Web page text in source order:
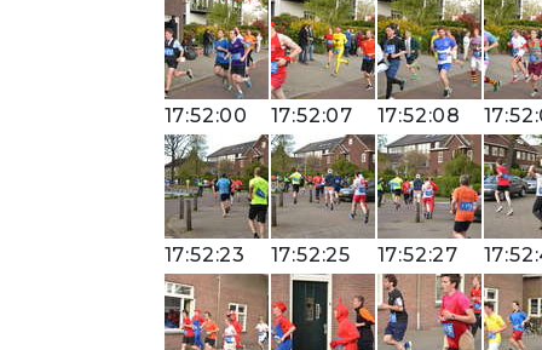
17:52:00 17:52:07 17:52:08
17:52:23 17:52:25 17:52:27